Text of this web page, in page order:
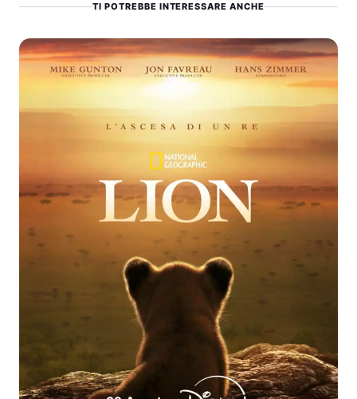
TI POTREBBE INTERESSARE ANCHE